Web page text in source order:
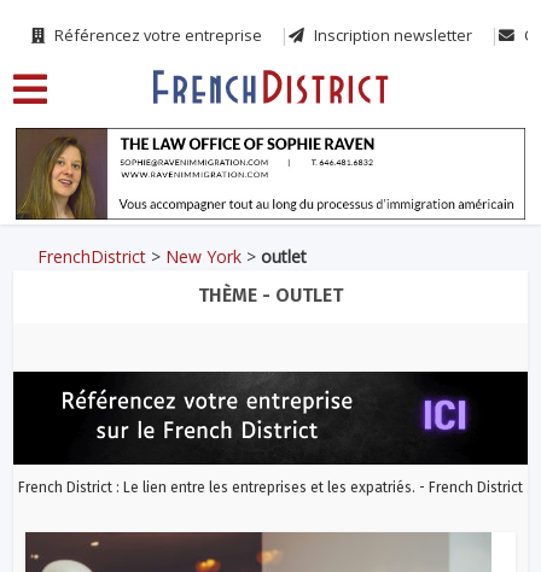
Référencez votre entreprise Inscription newsletter
FrenchDistrict > New York >outlet
THÈME - OUTLET
French District : Le lien entre les entreprises et les expatriés. - French District